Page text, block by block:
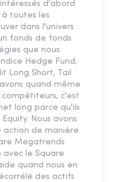
d'abord
toutes les
dans l'univers
fonds de fonds
que nous
Hedge Fund,
Long Short, Tail
quand même
c'est
long parce qu'ils
Nous avons
action de manière
Megatrends
avec le Square
quand nous en
des actifs